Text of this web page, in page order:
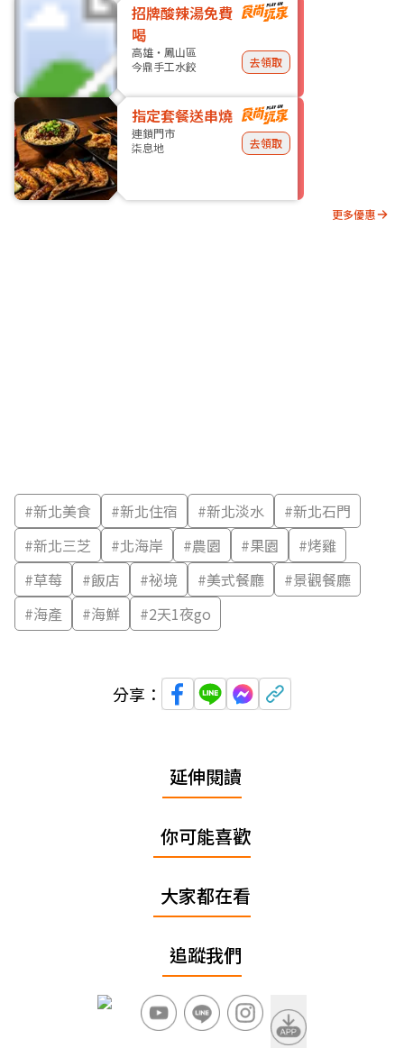
招牌酸辣湯免費
喝
高雄・鳳山區
今鼎手工水餃
去領取
指定套餐送串燒
連鎖門市
柒息地
去領取
更多優惠
#新北美食 #新北住宿 #新北淡水 #新北石門
#新北三芝 #北海岸 #農園 #果園 #烤雞
#草莓 #飯店 #祕境 #美式餐廳 #景觀餐廳
#海產 #海鮮 #2天1夜go
分享：
延伸閱讀
你可能喜歡
大家都在看
追蹤我們